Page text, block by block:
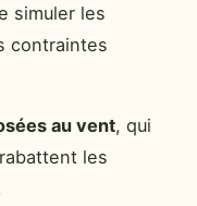
simuler les
contraintes
au vent, qui
les